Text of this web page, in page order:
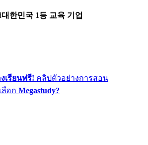
대한민국 1등 교육 기업
เรียนฟรี! คลิปตัวอย่างการสอน
ลือก Megastudy?